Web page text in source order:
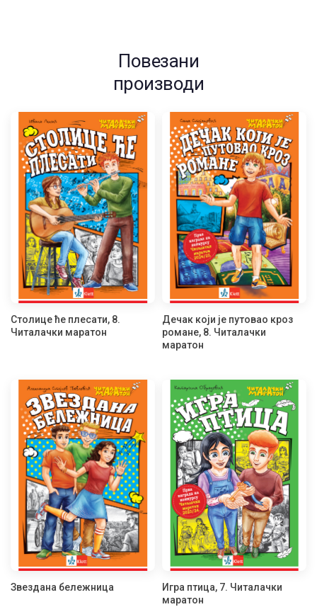
Повезани
производи
Столице ће плесати, 8.
Читалачки маратон
Дечак који је путовао кроз
романе, 8. Читалачки
маратон
Звездана бележница
Игра птица, 7. Читалачки
маратон